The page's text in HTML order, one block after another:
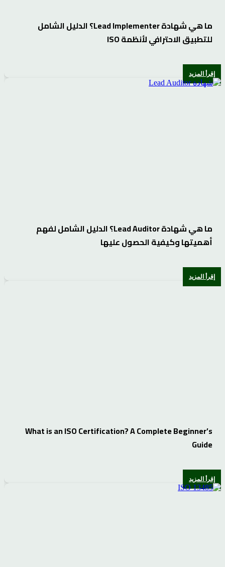
ما هي شهادة Lead Implementer؟ الدليل الشامل
للتطبيق الاحترافي لأنظمة ISO
إقرأ المزيد
ما هي شهادة Lead Auditor؟ الدليل الشامل لفهم
أهميتها وكيفية الحصول عليها
إقرأ المزيد
What is an ISO Certification? A Complete Beginner’s
Guide
إقرأ المزيد